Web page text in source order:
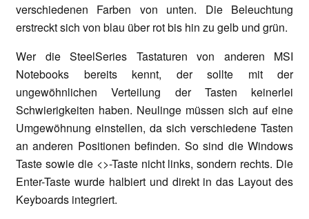
verschiedenen Farben von unten. Die Beleuchtung
erstreckt sich von blau über rot bis hin zu gelb und grün.
Wer die SteelSeries Tastaturen von anderen MSI
Notebooks bereits kennt, der sollte mit der
ungewöhnlichen Verteilung der Tasten keinerlei
Schwierigkeiten haben. Neulinge müssen sich auf eine
Umgewöhnung einstellen, da sich verschiedene Tasten
an anderen Positionen befinden. So sind die Windows
Taste sowie die <>-Taste nicht links, sondern rechts. Die
Enter-Taste wurde halbiert und direkt in das Layout des
Keyboards integriert.